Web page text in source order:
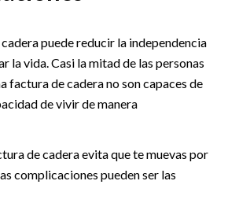
puede reducir la independencia
la vida. Casi la mitad de las personas
factura de cadera no son capaces de
de vivir de manera
de cadera evita que te muevas por
complicaciones pueden ser las